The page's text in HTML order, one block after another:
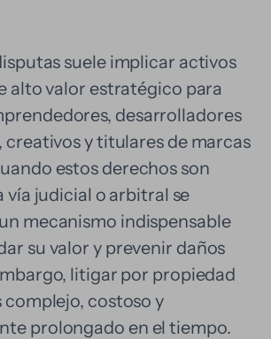
suele implicar activos
alto valor estratégico para
desarrolladores
y titulares de marcas
estos derechos son
vía judicial o arbitral se
mecanismo indispensable
su valor y prevenir daños
litigar por propiedad
costoso y
prolongado en el tiempo.